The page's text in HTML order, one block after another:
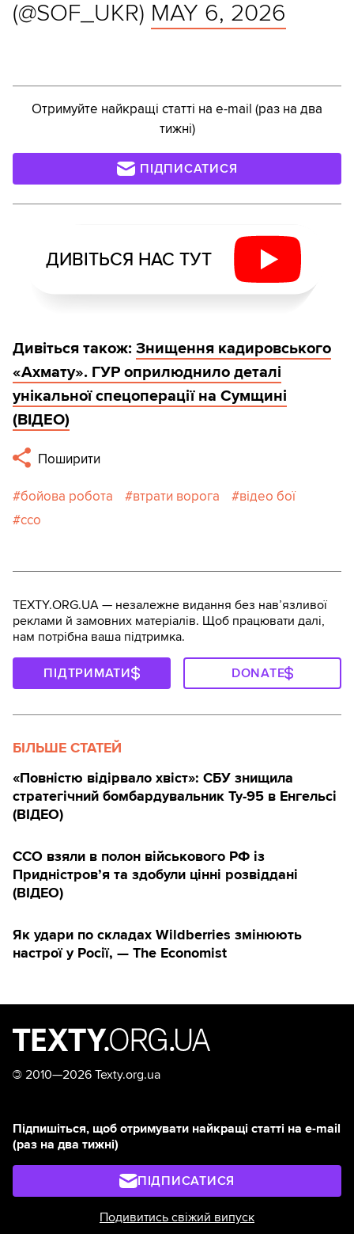
(@SOF_UKR) MAY 6, 2026
Отримуйте найкращі статті на e-mail (раз на два
тижні)
ПІДПИСАТИСЯ
ДИВІТЬСЯ НАС ТУТ
Дивіться також: Знищення кадировського
«Ахмату». ГУР оприлюднило деталі
унікальної спецоперації на Сумщині
(ВІДЕО)
Поширити
бойова робота втрати ворога
відео бої
ссо
TEXTY.ORG.UA — незалежне видання без навʼязливої
реклами й замовних матеріалів. Щоб працювати далі,
нам потрібна ваша підтримка.
ПІДТРИМАТИ DONATE
БІЛЬШЕ СТАТЕЙ
«Повністю відірвало хвіст»: СБУ знищила
стратегічний бомбардувальник Ту-95 в Енгельсі
(ВІДЕО)
ССО взяли в полон військового РФ із
Придністров’я та здобули цінні розвіддані
(ВІДЕО)
Як удари по складах Wildberries змінюють
настрої у Росії, — The Economist
© 2010—2026 Texty.org.ua
Підпишіться, щоб отримувати найкращі статті на e-mail
(раз на два тижні)
ПІДПИСАТИСЯ
Подивитись свіжий випуск